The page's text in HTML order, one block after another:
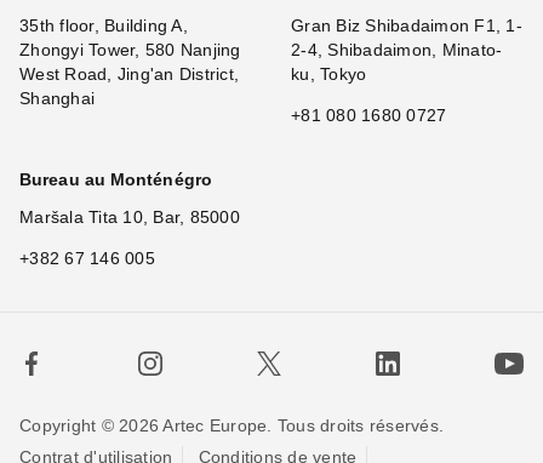
35th floor, Building A,
Zhongyi Tower, 580 Nanjing
West Road, Jing'an District,
Shanghai
Gran Biz Shibadaimon F1, 1-
2-4, Shibadaimon, Minato-
ku, Tokyo
+81 080 1680 0727
Bureau au Monténégro
Maršala Tita 10, Bar, 85000
+382 67 146 005
Copyright © 2026 Artec Europe. Tous droits réservés.
Contrat d'utilisation
Conditions de vente